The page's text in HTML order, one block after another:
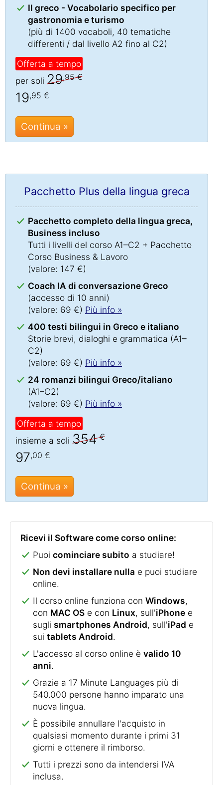
Il greco - Vocabolario specifico per
gastronomia e turismo
(più di 1400 vocaboli, 40 tematiche
differenti / dal livello A2 fino al C2)
Offerta a tempo
per soli 29,95 €
19,95 €
Continua »
Pacchetto Plus della lingua greca
Pacchetto completo della lingua greca,
Business incluso
Tutti i livelli del corso A1–C2 + Pacchetto
Corso Business & Lavoro
(valore: 147 €)
Coach IA di conversazione Greco
(accesso di 10 anni)
(valore: 69 €) Più info »
400 testi bilingui in Greco e italiano
Storie brevi, dialoghi e grammatica (A1–
C2)
(valore: 69 €) Più info »
24 romanzi bilingui Greco/italiano
(A1–C2)
(valore: 69 €) Più info »
Offerta a tempo
insieme a soli 354€
97,00 €
Continua »
Ricevi il Software come corso online:
Puoi cominciare subito a studiare!
Non devi installare nulla e puoi studiare
online.
Il corso online funziona con Windows,
con MAC OS e con Linux, sull'iPhone e
sugli smartphones Android, sull'iPad e
sui tablets Android.
L'accesso al corso online è valido 10
anni.
Grazie a 17 Minute Languages più di
540.000 persone hanno imparato una
nuova lingua.
È possibile annullare l'acquisto in
qualsiasi momento durante i primi 31
giorni e ottenere il rimborso.
Tutti i prezzi sono da intendersi IVA
inclusa.